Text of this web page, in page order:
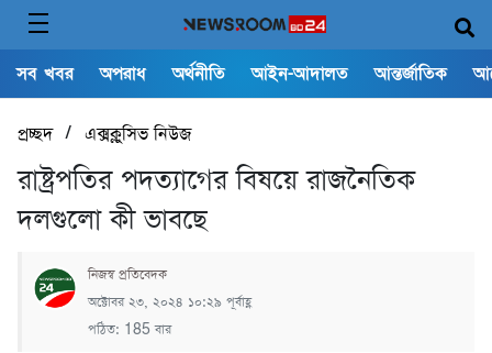
সব খবর অপরাধ অর্থনীতি আইন-আদালত আন্তর্জাতিক
প্রচ্ছদ/ এক্সক্লুসিভ নিউজ
রাষ্ট্রপতির পদত্যাগের বিষয়ে রাজনৈতিক
দলগুলো কী ভাবছে
নিজস্ব প্রতিবেদক
অক্টোবর ২৩, ২০২৪ ১০:২৯ পূর্বাহ্ণ
পঠিত: 185 বার